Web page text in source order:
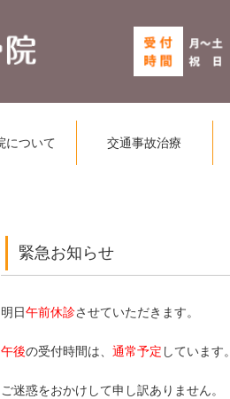
について 交通事故治療
緊急お知らせ
明日午前休診させていただきます。
午後の受付時間は、 通常予定 しています。
ご迷惑をおかけして申し訳ありません。